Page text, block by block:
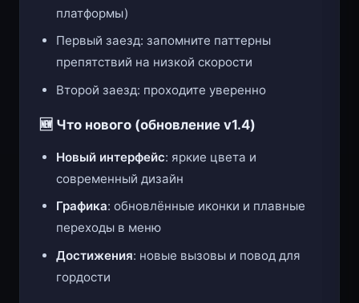
платформы)
Первый заезд: запомните паттерны
препятствий на низкой скорости
Второй заезд: проходите уверенно
🆕 Что нового (обновление v1.4)
Новый интерфейс: яркие цвета и
современный дизайн
Графика: обновлённые иконки и плавные
переходы в меню
Достижения: новые вызовы и повод для
гордости